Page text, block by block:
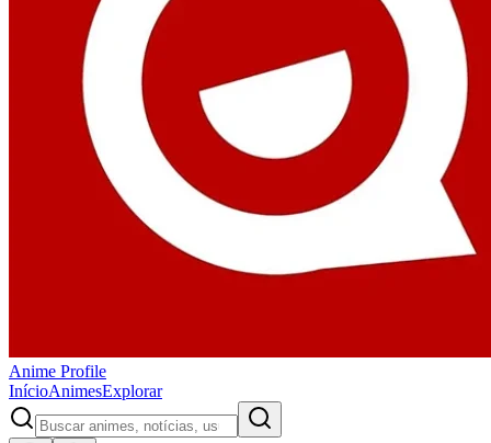
Anime Profile
InícioAnimesExplorar